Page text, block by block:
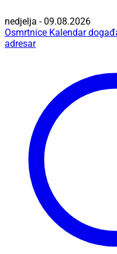
nedjelja - 09.08.2026
Osmrtnice Kalendar
adresar